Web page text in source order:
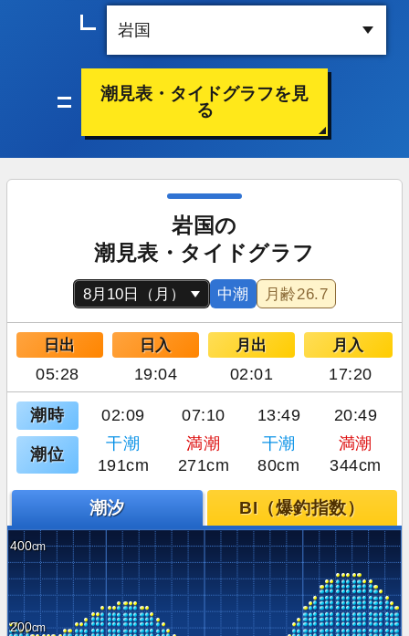
潮見表・タイドグラフを見
る
岩国の
潮見表・タイドグラフ
中潮 月齢26.7
日出 日入 月出 月入
05:28 19:04 02:01 17:20
潮時 02:09 07:10 13:49 20:49
潮位
干潮 満潮 干潮
満潮
191cm
271cm 80cm 344cm
潮汐 BI（爆釣指数）
400
200